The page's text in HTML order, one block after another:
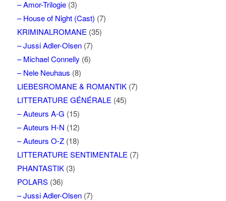
– Amor-Trilogie(3)
– House of Night (Cast) (7)
KRIMINALROMANE (35)
– Jussi Adler-Olsen(7)
– Michael Connelly (6)
– Nele Neuhaus (8)
LIEBESROMANE & ROMANTIK(7)
LITTERATURE GÉNÉRALE (45)
– Auteurs A-G (15)
– Auteurs H-N (12)
– Auteurs O-Z(18)
LITTERATURE SENTIMENTALE (7)
PHANTASTIK(3)
POLARS(36)
– Jussi Adler-Olsen(7)